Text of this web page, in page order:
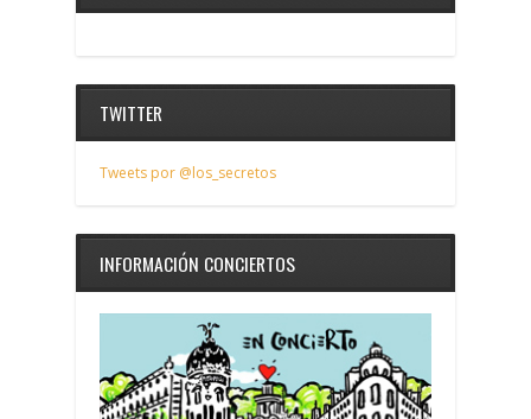
TWITTER
Tweets por @los_secretos
INFORMACIÓN CONCIERTOS